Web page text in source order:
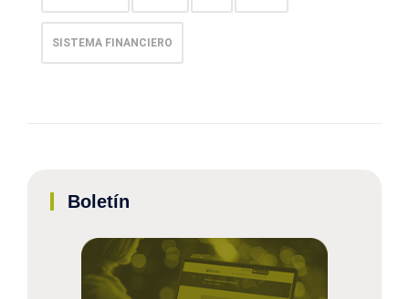
SISTEMA FINANCIERO
Boletín